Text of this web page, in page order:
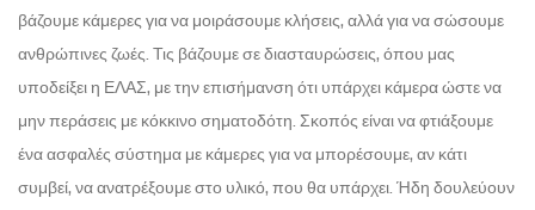
βάζουμε κάμερες για να μοιράσουμε κλήσεις, αλλά για να σώσουμε
ανθρώπινες ζωές. Τις βάζουμε σε διασταυρώσεις, όπου μας
υποδείξει η ΕΛΑΣ, με την επισήμανση ότι υπάρχει κάμερα ώστε να
μην περάσεις με κόκκινο σηματοδότη. Σκοπός είναι να φτιάξουμε
ένα ασφαλές σύστημα με κάμερες για να μπορέσουμε, αν κάτι
συμβεί, να ανατρέξουμε στο υλικό, που θα υπάρχει. Ήδη δουλεύουν